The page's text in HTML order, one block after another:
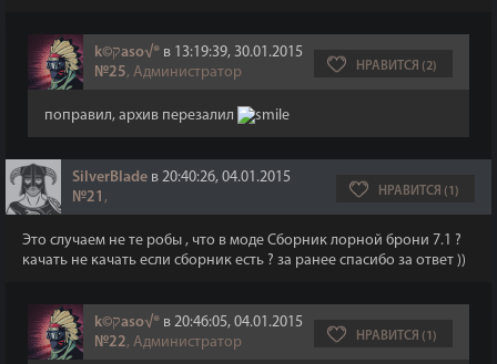
k©קaso√® в 13:19:39, 30.01.2015
№25, Администратор НРАВИТСЯ (2)
поправил, архив перезалил
SilverBlade в 20:40:26, 04.01.2015
№21 , НРАВИТСЯ (1)
Это случаем не те робы , что в моде Сборник лорной брони 7.1 ?
качать не качать если сборник есть ? за ранее спасибо за ответ ))
k©קaso√® в 20:46:05, 04.01.2015
№22, Администратор НРАВИТСЯ (1)